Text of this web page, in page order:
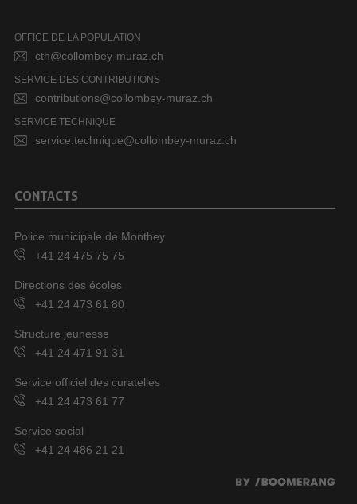
OFFICE DE LA POPULATION
cth@collombey-muraz.ch
SERVICE DES CONTRIBUTIONS
contributions@collombey-muraz.ch
SERVICE TECHNIQUE
service.technique@collombey-muraz.ch
CONTACTS
Police municipale de Monthey
+41 24 475 75 75
Directions des écoles
+41 24 473 61 80
Structure jeunesse
+41 24 471 91 31
Service officiel des curatelles
+41 24 473 61 77
Service social
+41 24 486 21 21